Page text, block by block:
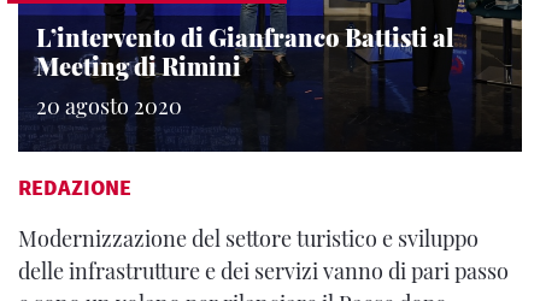
L’intervento di Gianfranco Battisti al
Meeting di Rimini
20 agosto 2020
REDAZIONE
Modernizzazione del settore turistico e sviluppo
delle infrastrutture e dei servizi vanno di pari passo